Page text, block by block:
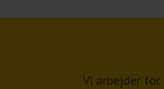
Vi arbejder for